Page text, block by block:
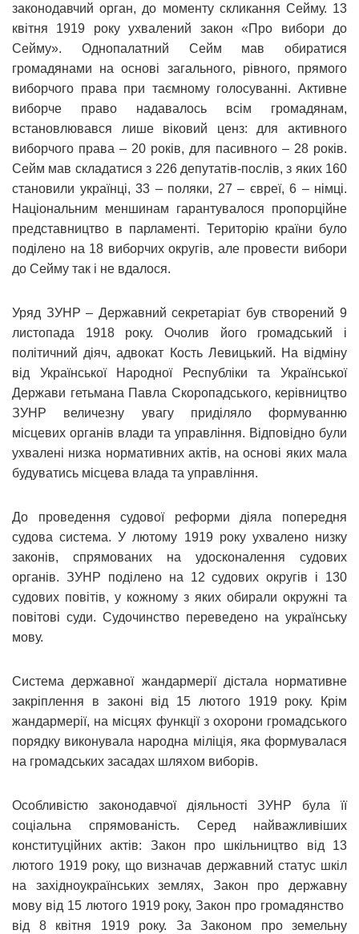
законодавчий орган, до моменту скликання Сейму. 13
квітня 1919 року ухвалений закон «Про вибори до
Сейму». Однопалатний Сейм мав обиратися
громадянами на основі загального, рівного, прямого
виборчого права при таємному голосуванні. Активне
виборче право надавалось всім громадянам,
встановлювався лише віковий ценз: для активного
виборчого права – 20 років, для пасивного – 28 років.
Сейм мав складатися з 226 депутатів-послів, з яких 160
становили українці, 33 – поляки, 27 – євреї, 6 – німці.
Національним меншинам гарантувалося пропорційне
представництво в парламенті. Територію країни було
поділено на 18 виборчих округів, але провести вибори
до Сейму так і не вдалося.
Уряд ЗУНР – Державний секретаріат був створений 9
листопада 1918 року. Очолив його громадський і
політичний діяч, адвокат Кость Левицький. На відміну
від Української Народної Республіки та Української
Держави гетьмана Павла Скоропадського, керівництво
ЗУНР величезну увагу приділяло формуванню
місцевих органів влади та управління. Відповідно були
ухвалені низка нормативних актів, на основі яких мала
будуватись місцева влада та управління.
До проведення судової реформи діяла попередня
судова система. У лютому 1919 року ухвалено низку
законів, спрямованих на удосконалення судових
органів. ЗУНР поділено на 12 судових округів і 130
судових повітів, у кожному з яких обирали окружні та
повітові суди. Судочинство переведено на українську
мову.
Система державної жандармерії дістала нормативне
закріплення в законі від 15 лютого 1919 року. Крім
жандармерії, на місцях функції з охорони громадського
порядку виконувала народна міліція, яка формувалася
на громадських засадах шляхом виборів.
Особливістю законодавчої діяльності ЗУНР була її
соціальна спрямованість. Серед найважливіших
конституційних актів: Закон про шкільництво від 13
лютого 1919 року, що визначав державний статус шкіл
на західноукраїнських землях, Закон про державну
мову від 15 лютого 1919 року, Закон про громадянство
від 8 квітня 1919 року. За Законом про земельну